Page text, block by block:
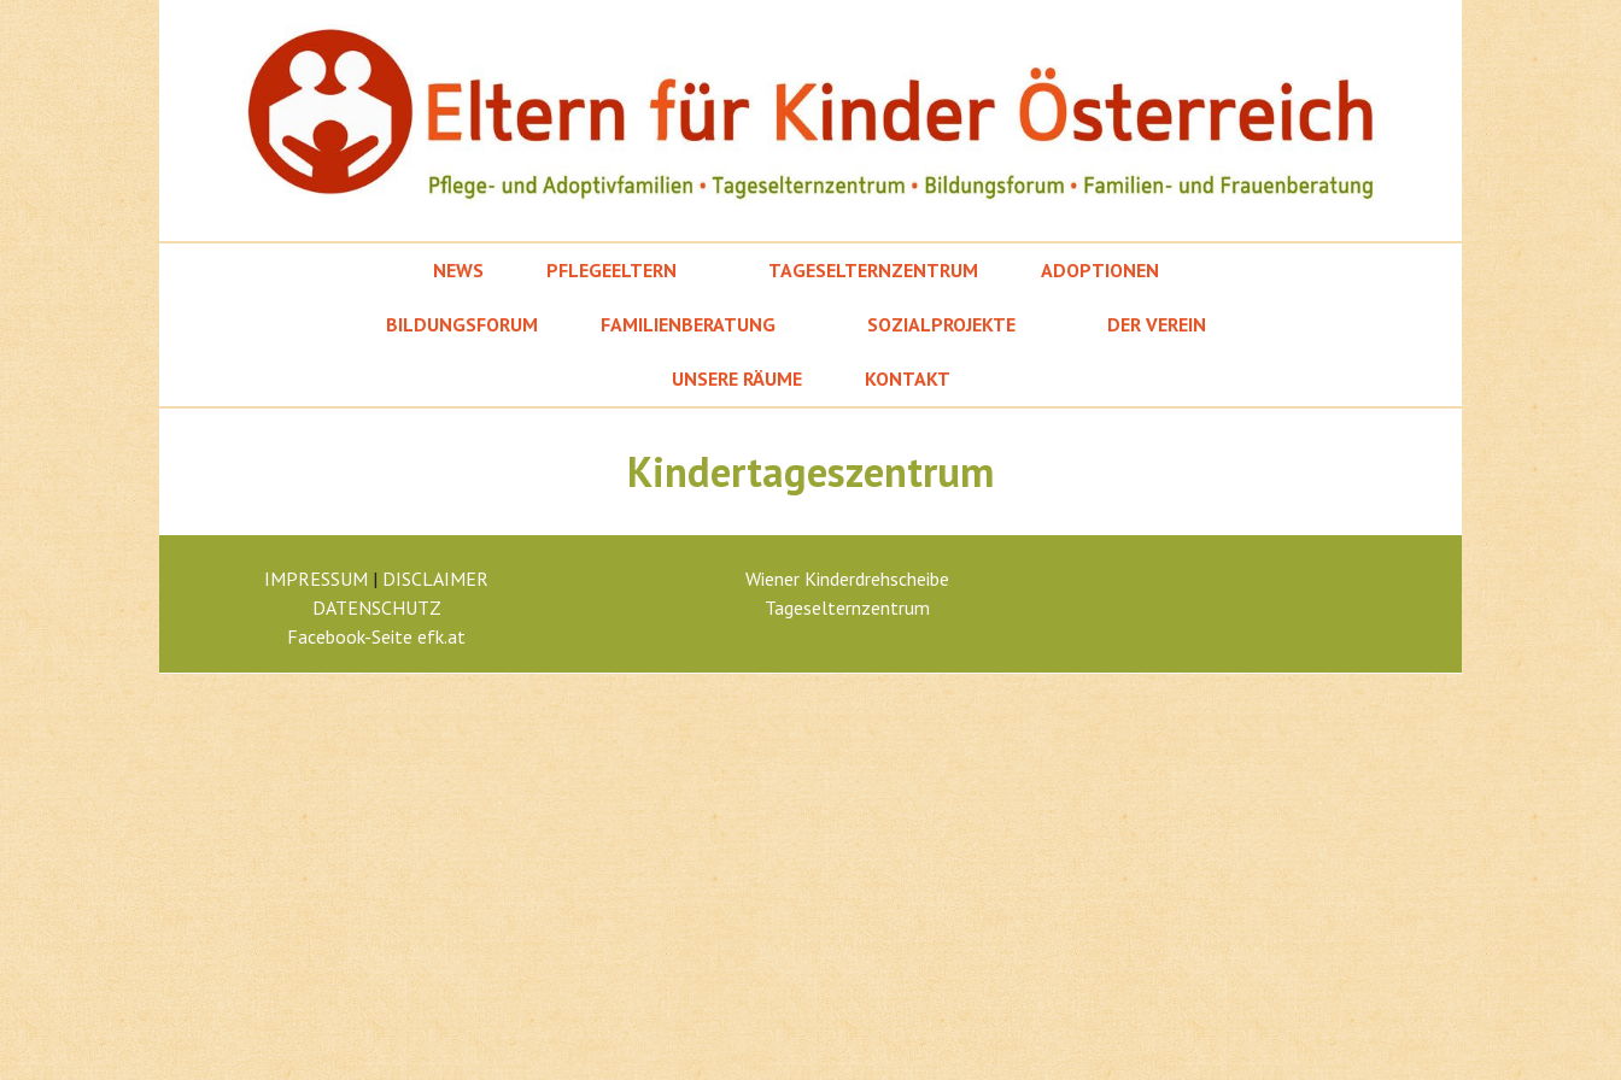
zum
NEWS PFLEGEELTERN TAGESELTERNZENTRUM ADOPTIONEN
BILDUNGSFORUM FAMILIENBERATUNG SOZIALPROJEKTE DER VEREIN
UNSERE RÄUME KONTAKT
Kindertageszentrum
IMPRESSUM | DISCLAIMER
DATENSCHUTZ
Facebook-Seite efk.at
Wiener Kinderdrehscheibe
Tageselternzentrum